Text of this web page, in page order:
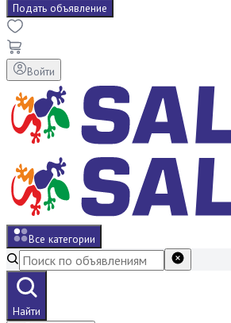
Подать объявление
Войти
Все категории
Найти